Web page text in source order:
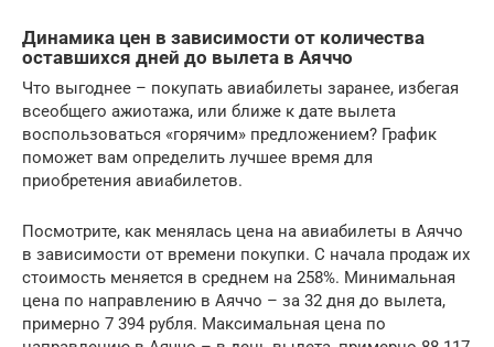
Динамика цен в зависимости от количества
оставшихся дней до вылета в Аяччо
Что выгоднее – покупать авиабилеты заранее, избегая
всеобщего ажиотажа, или ближе к дате вылета
воспользоваться «горячим» предложением? График
поможет вам определить лучшее время для
приобретения авиабилетов.
Посмотрите, как менялась цена на авиабилеты в Аяччо
в зависимости от времени покупки. С начала продаж их
стоимость меняется в среднем на 258%. Минимальная
цена по направлению в Аяччо – за 32 дня до вылета,
примерно 7 394 рубля. Максимальная цена по